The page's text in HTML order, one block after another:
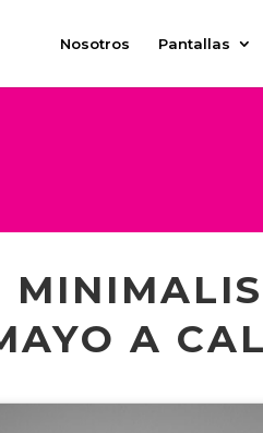
Nosotros Pantallas
A